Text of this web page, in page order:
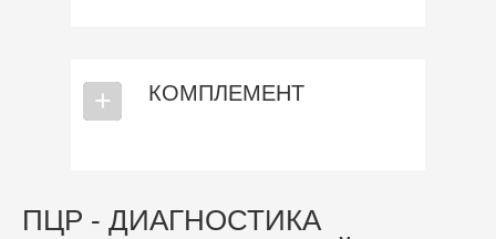
КОМПЛЕМЕНТ
⎯
+
ПЦР - ДИАГНОСТИКА